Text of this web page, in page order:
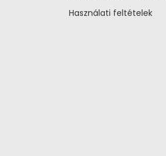
Használati feltételek